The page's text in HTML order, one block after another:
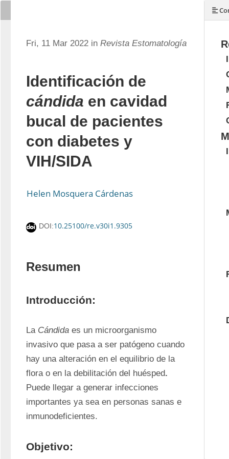
Fri, 11 Mar 2022 in Revista Estomatología
Identificación de
cándida en cavidad
bucal de pacientes
con diabetes y
VIH/SIDA
Helen Mosquera Cárdenas
DOI:10.25100/re.v30i1.9305
Resumen
Introducción:
La Cándida es un microorganismo
invasivo que pasa a ser patógeno cuando
hay una alteración en el equilibrio de la
flora o en la debilitación del huésped.
Puede llegar a generar infecciones
importantes ya sea en personas sanas e
inmunodeficientes.
Objetivo: